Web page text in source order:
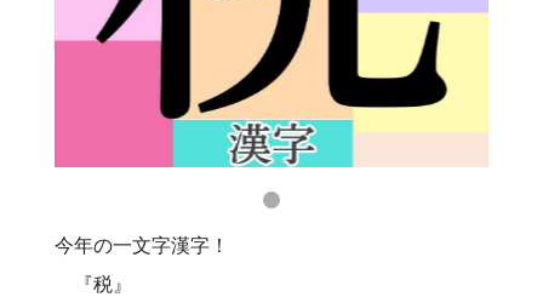
今年の一文字漢字！
『税』